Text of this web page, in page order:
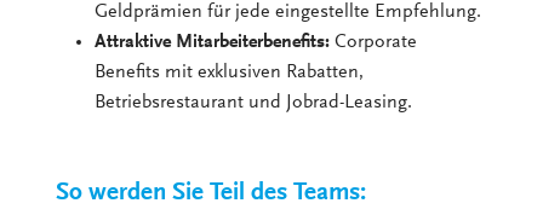
Geldprämien für jede eingestellte Empfehlung.
Attraktive Mitarbeiterbenefits:Corporate
Benefits mit exklusiven Rabatten,
Betriebsrestaurant und Jobrad-Leasing.
So werden Sie Teil des Teams: